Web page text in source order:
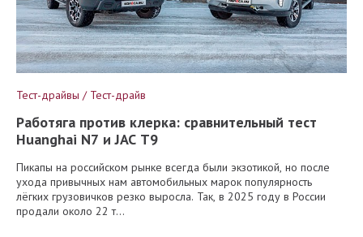
Тест-драйвы / Тест-драйв
Работяга против клерка: сравнительный тест
Huanghai N7 и JAC T9
Пикапы на российском рынке всегда были экзотикой, но после
ухода привычных нам автомобильных марок популярность
лёгких грузовичков резко выросла. Так, в 2025 году в России
продали около 22 т...